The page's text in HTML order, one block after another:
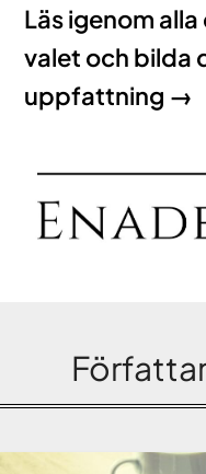
Läs igenom
valet och bilda
uppfattning →